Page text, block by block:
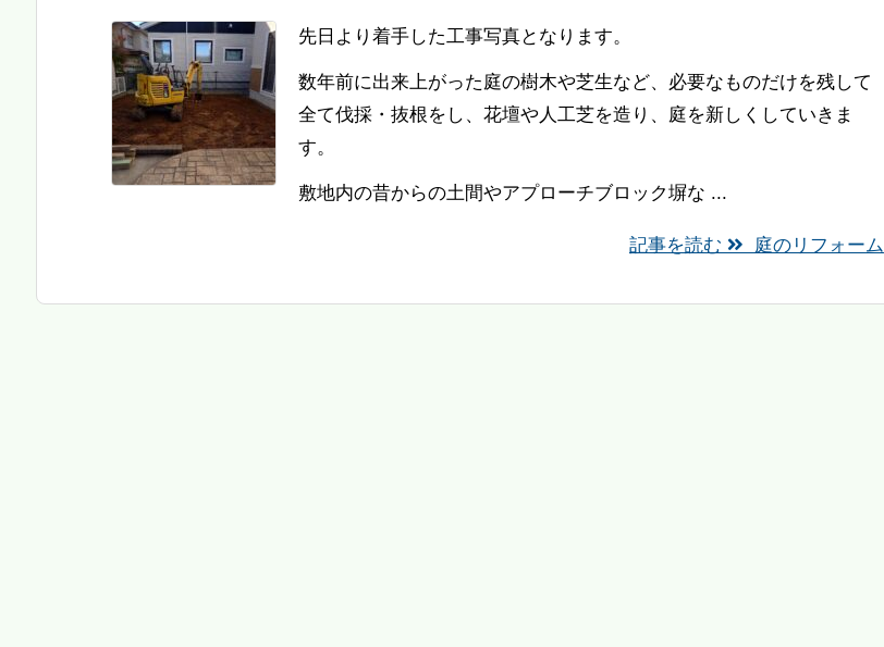
先日より着手した工事写真となります。
数年前に出来上がった庭の樹木や芝生など、必要なものだけを残して
全て伐採・抜根をし、花壇や人工芝を造り、庭を新しくしていきま
す。
敷地内の昔からの土間やアプローチブロック塀な ...
記事を読む 庭のリフォーム